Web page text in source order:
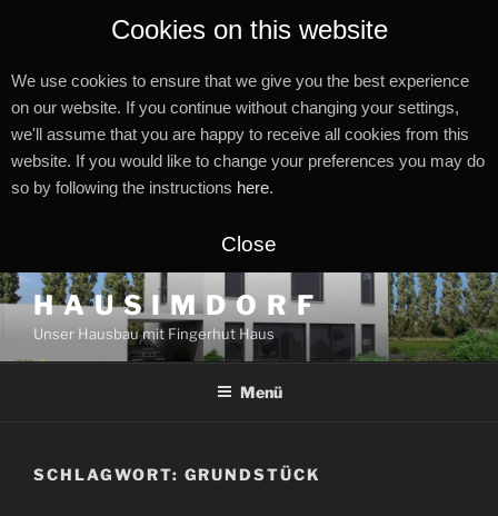
Cookies on this website
We use cookies to ensure that we give you the best experience
on our website. If you continue without changing your settings,
we'll assume that you are happy to receive all cookies from this
website. If you would like to change your preferences you may do
so by following the instructions here.
Close
Zum
Inhalt
springen
H A U S I M D O R F
Unser Hausbau mit Fingerhut Haus
Menü
SCHLAGWORT: GRUNDSTÜCK